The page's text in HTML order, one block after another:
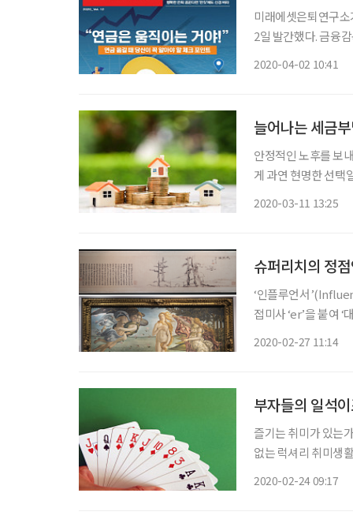
미래에셋은퇴연구
2일 발간했다. 금융
2020-04-02 10:41
늘어나는 세금
안정적인 노후를 보
게 과연 현명한 선택
2020-03-11 13:25
슈퍼리치의 정
‘인플루언서
접미사 ‘er’을 붙여
2020-02-27 11:14
부자들의 일석
즐기는 취미가 있는
없는 럭셔리 취미생활을 엿봤다. 브리지 게임에 빠진 슈퍼
2020-02-24 09:17